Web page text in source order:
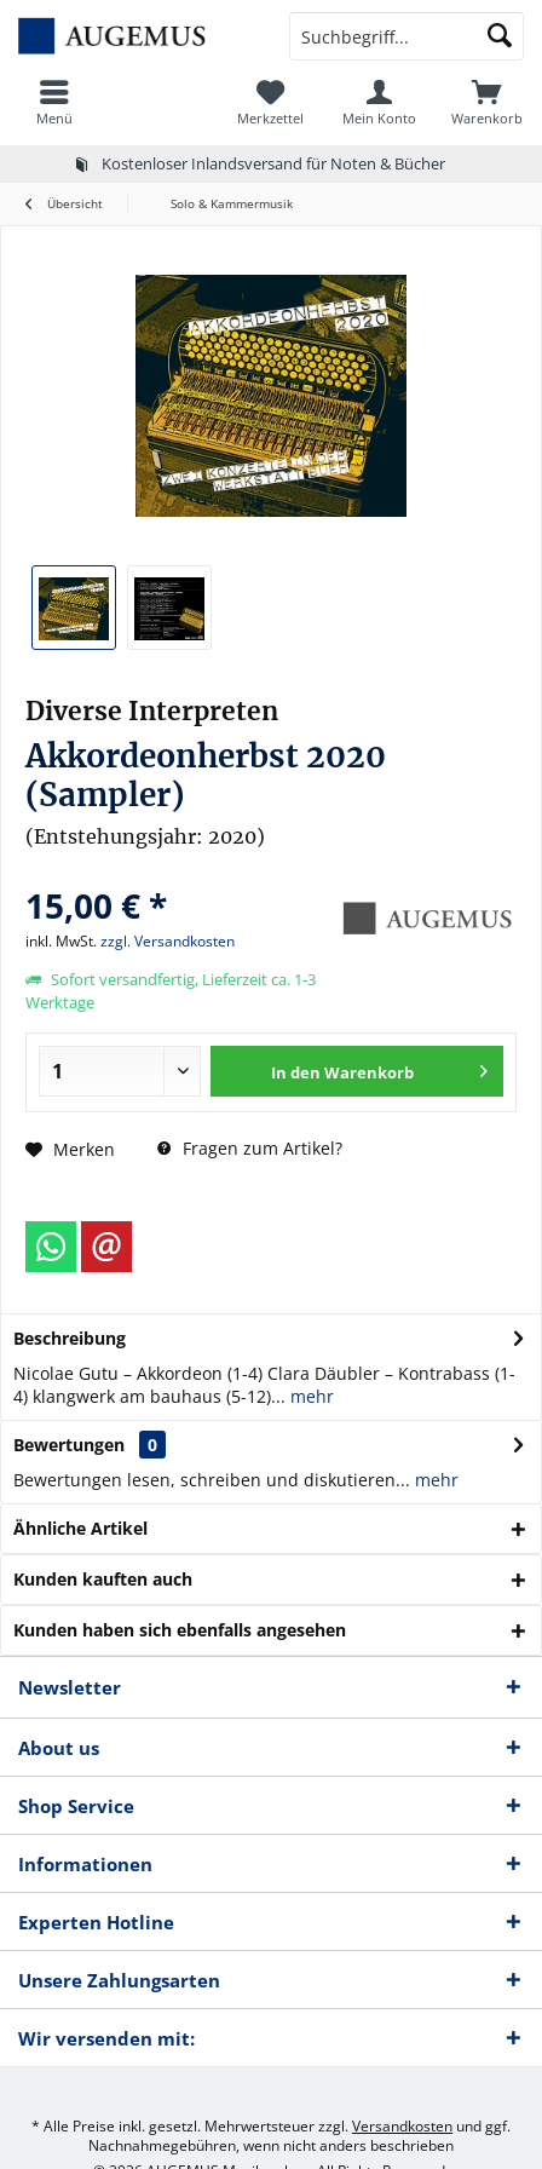
Kostenloser Inlandsversand für Noten & Bücher
Menü Warenkorb
Merkzettel Mein Konto
Übersicht Solo & Kammermusik
Diverse Interpreten
Akkordeonherbst 2020
(Sampler)
(Entstehungsjahr: 2020)
15,00 € *
inkl. MwSt.zzgl. Versandkosten
Sofort versandfertig, Lieferzeit ca. 1-3
Werktage
In den Warenkorb
Merken Fragen zum Artikel?
Beschreibung
Nicolae Gutu – Akkordeon (1-4) Clara Däubler – Kontrabass (1-
4) klangwerk am bauhaus (5-12)... mehr
Bewertungen
0
Bewertungen lesen, schreiben und diskutieren... mehr
Ähnliche Artikel
Kunden kauften auch
Kunden haben sich ebenfalls angesehen
Newsletter
About us
Shop Service
Informationen
Experten Hotline
Unsere Zahlungsarten
Wir versenden mit:
* Alle Preise inkl. gesetzl. Mehrwertsteuer zzgl.Versandkosten und ggf.
Nachnahmegebühren, wenn nicht anders beschrieben